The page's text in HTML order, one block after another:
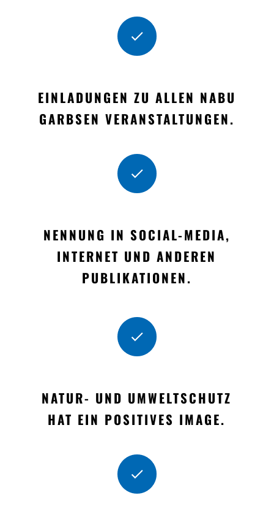
EINLADUNGEN ZU ALLEN NABU
GARBSEN VERANSTALTUNGEN.
NENNUNG IN SOCIAL-MEDIA,
INTERNET UND ANDEREN
PUBLIKATIONEN.
NATUR- UND UMWELTSCHUTZ
HAT EIN POSITIVES IMAGE.